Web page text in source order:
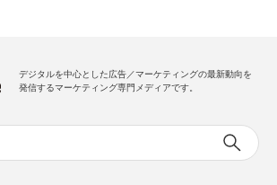
デジタルを中心とした広告／マーケティングの最新動向を
発信するマーケティング専門メディアです。